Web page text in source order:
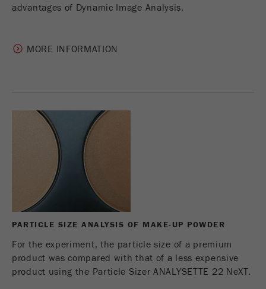
advantages of Dynamic Image Analysis.
MORE INFORMATION
PARTICLE SIZE ANALYSIS OF MAKE-UP POWDER
For the experiment, the particle size of a premium
product was compared with that of a less expensive
product using the Particle Sizer ANALYSETTE 22 NeXT.